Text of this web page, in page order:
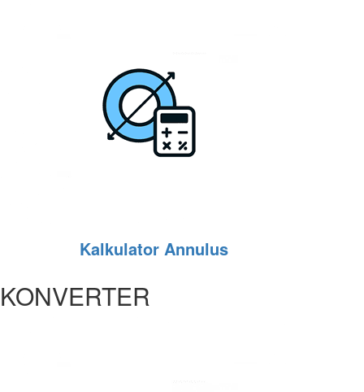
Kalkulator Annulus
KONVERTER